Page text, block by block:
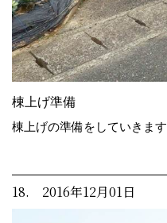
棟上げ準備
棟上げの準備をしていきます
18. 2016年12月01日